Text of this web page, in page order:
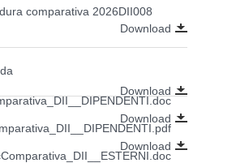
comparativa 2026DII008
Download
Download
Download
Download